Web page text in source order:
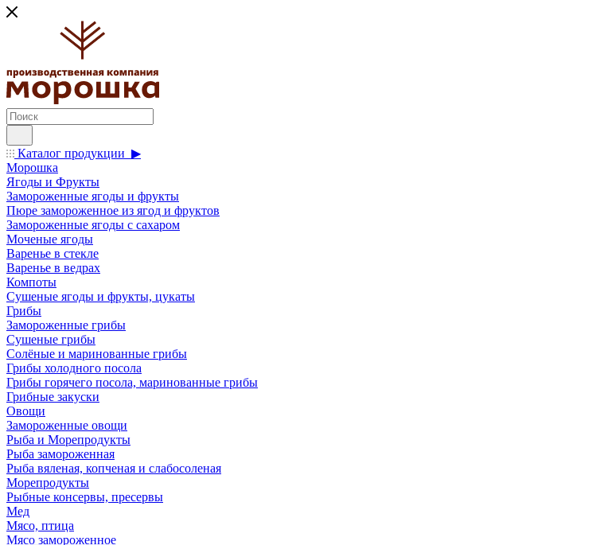
Каталог продукции ▶
Морошка
Ягоды и Фрукты
Замороженные ягоды и фрукты
Пюре замороженное из ягод и фруктов
Замороженные ягоды с сахаром
Моченые ягоды
Варенье в стекле
Варенье в ведрах
Компоты
Сушеные ягоды и фрукты, цукаты
Грибы
Замороженные грибы
Сушеные грибы
Солёные и маринованные грибы
Грибы холодного посола
Грибы горячего посола, маринованные грибы
Грибные закуски
Овощи
Замороженные овощи
Рыба и Морепродукты
Рыба замороженная
Рыба вяленая, копченая и слабосоленая
Морепродукты
Рыбные консервы, пресервы
Мед
Мясо, птица
Мясо замороженное